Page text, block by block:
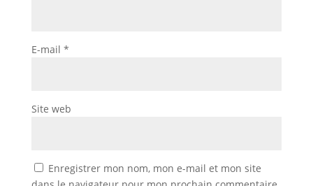
E-mail *
Site web
Enregistrer mon nom, mon e-mail et mon site